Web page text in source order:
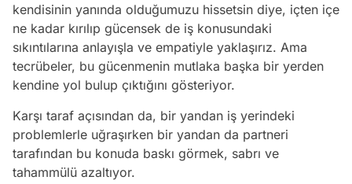
kendisinin yanında olduğumuzu hissetsin diye, içten içe
ne kadar kırılıp gücensek de iş konusundaki
sıkıntılarına anlayışla ve empatiyle yaklaşırız. Ama
tecrübeler, bu gücenmenin mutlaka başka bir yerden
kendine yol bulup çıktığını gösteriyor.
Karşı taraf açısından da, bir yandan iş yerindeki
problemlerle uğraşırken bir yandan da partneri
tarafından bu konuda baskı görmek, sabrı ve
tahammülü azaltıyor.